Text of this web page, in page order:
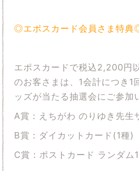
◎エポスカード会員さま特典
エポスカードで税込2,200円
のお客さまは、1会計につき1
ッズが当たる抽選会にご参加
A賞：えちがわ のりゆき先生
B賞：ダイカットカード(1種)
C賞：ポストカード ランダム